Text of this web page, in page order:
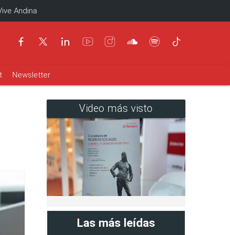
Andina
Newsletter
Video más visto
Las más leídas